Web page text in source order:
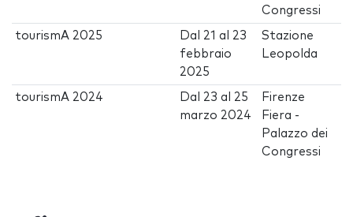
Congressi
tourismA 2025 Dal 21 al 23
febbraio
2025
Stazione
Leopolda
tourismA 2024 Dal 23 al 25
marzo 2024
Firenze
Fiera -
Palazzo dei
Congressi